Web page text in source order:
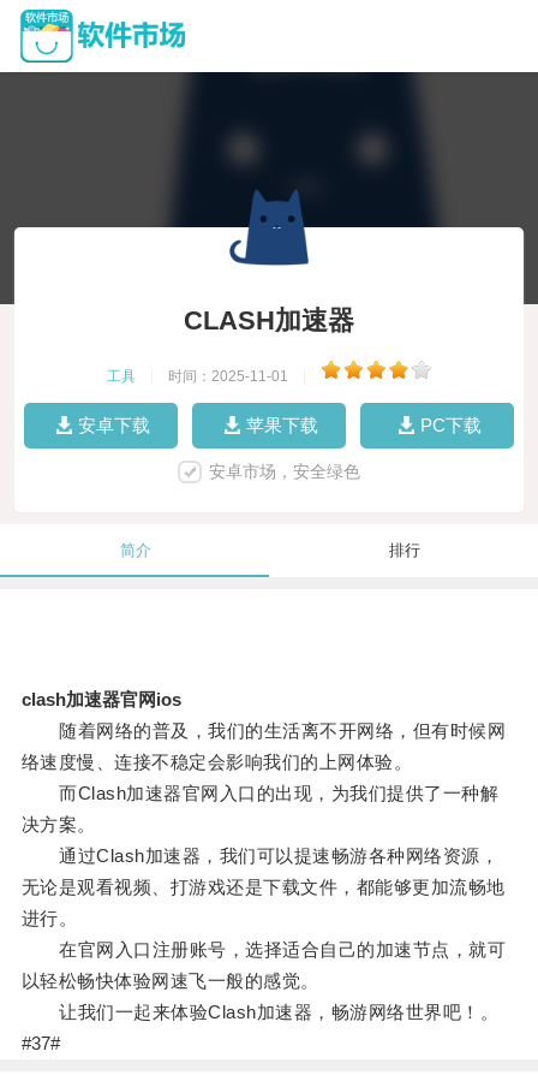
CLASH加速器
工具 时间：2025-11-01
安卓下载 苹果下载 PC下载
安卓市场，安全绿色
简介 排行
clash加速器官网ios
随着网络的普及，我们的生活离不开网络，但有时候网
络速度慢、连接不稳定会影响我们的上网体验。
而Clash加速器官网入口的出现，为我们提供了一种解
决方案。
通过Clash加速器，我们可以提速畅游各种网络资源，
无论是观看视频、打游戏还是下载文件，都能够更加流畅地
进行。
在官网入口注册账号，选择适合自己的加速节点，就可
以轻松畅快体验网速飞一般的感觉。
让我们一起来体验Clash加速器，畅游网络世界吧！。
#37#